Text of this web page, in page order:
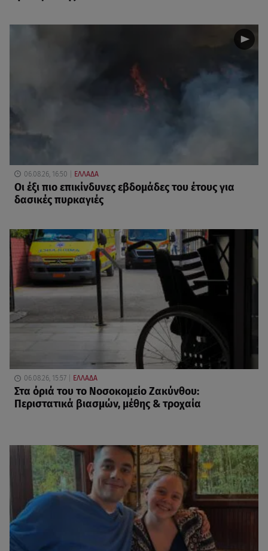
06.08.26, 16:50 ΕΛΛΑΔΑ
Οι έξι πιο επικίνδυνες εβδομάδες του έτους για
δασικές πυρκαγιές
06.08.26, 15:57 ΕΛΛΑΔΑ
Στα όριά του το Νοσοκομείο Ζακύνθου:
Περιστατικά βιασμών, μέθης & τροχαία